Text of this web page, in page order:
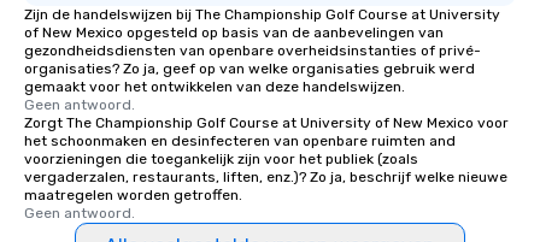
Zijn de handelswijzen bij The Championship Golf Course at University
of New Mexico opgesteld op basis van de aanbevelingen van
gezondheidsdiensten van openbare overheidsinstanties of privé-
organisaties? Zo ja, geef op van welke organisaties gebruik werd
gemaakt voor het ontwikkelen van deze handelswijzen.
Geen antwoord.
Zorgt The Championship Golf Course at University of New Mexico voor
het schoonmaken en desinfecteren van openbare ruimten and
voorzieningen die toegankelijk zijn voor het publiek (zoals
vergaderzalen, restaurants, liften, enz.)? Zo ja, beschrijf welke nieuwe
maatregelen worden getroffen.
Geen antwoord.